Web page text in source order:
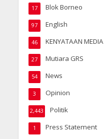
Blok Borneo
17
English
97
KENYATAAN MEDIA
46
Mutiara GRS
27
News
54
Opinion
3
Politik
2,443
Press Statement
1